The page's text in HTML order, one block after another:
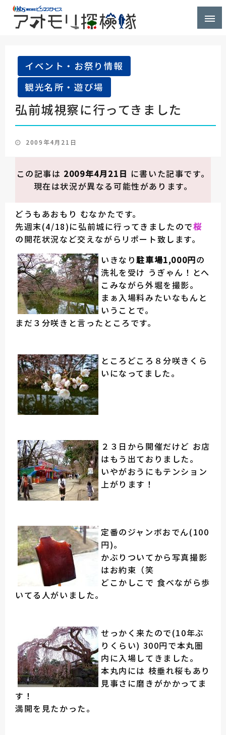
イベント・お祭り情報
観光名所・遊び場
弘前城視察に行ってきました
投
日:
2009年4月21日
この記事は 2009年4月21日 に書いた記事です。
現在は状況が異なる可能性があります。
どうもあおもり むなかたです。
先週末(4/18)に弘前城に行ってきましたので桜
の開花状況など交えながらリポート致します。
いきなり駐車場1,000円の
洗礼を受け うぎゃん！とへ
こみながら外堀を撮影。
まぁ入場料みたいなもんと
いうことで。
まだ３分咲きと言ったところです。
ところどころ８分咲きくら
いになってました。
２３日から開催だけど お店
はもう出ておりました。
いやがおうにもテンション
上がります！
定番のジャンボおでん(100
円)。
かぶりついてから写真撮影
はお約束（笑
どこかしこで 食べながら歩
いてる人がいました。
せっかく来たので(10年ぶ
りくらい) 300円で本丸圏
内に入場してきました。
本丸内には 枝垂れ桜もあり
見事さに磨きがかかってま
す！
満開を見たかった。